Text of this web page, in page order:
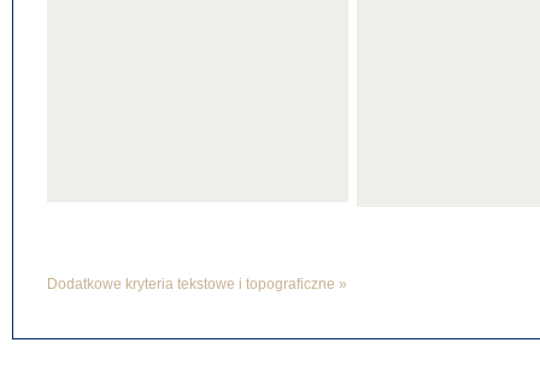
Dodatkowe kryteria tekstowe i topograficzne »